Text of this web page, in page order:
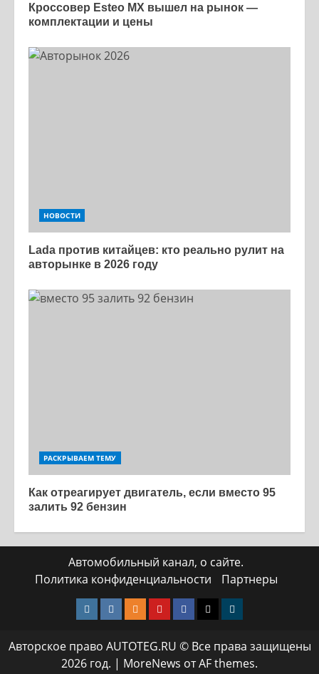
Кроссовер Esteo MX вышел на рынок —
комплектации и цены
НОВОСТИ
Lada против китайцев: кто реально рулит на
авторынке в 2026 году
РАСКРЫВАЕМ ТЕМУ
Как отреагирует двигатель, если вместо 95
залить 92 бензин
Автомобильный канал, о сайте.
Политика конфиденциальности
Партнеры
Instagram
VK Одноклассники
YotubeFacebook
TwitterТелеграмм
Авторское право AUTOTEG.RU © Все права защищены
2026 год. | MoreNews от AF themes.